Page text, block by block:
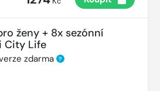
ženy + 8x sezónní
City Life
zdarma ?